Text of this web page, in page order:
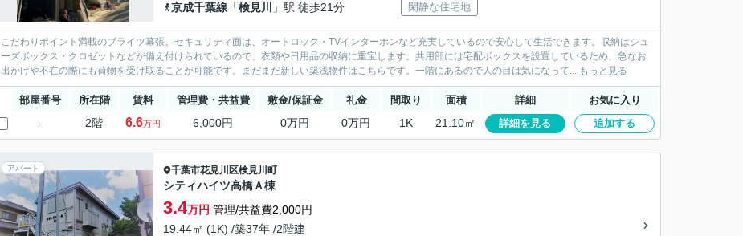
京成千葉線 「検見川 」駅 徒歩21分
閑静な住宅地
こだわりポイント満載のブライツ幕張。セキュリティ面は、オートロック・TVインターホンなど充実しているので安心して生活できます。収納はシュ
ーズボックス・クロゼットなどが備え付けられているので、衣類や日用品の収納に重宝します。共用部には宅配ボックスを設置しているため、急なお
出かけや不在の際にも荷物を受け取ることが可能です。まだまだ新しい築浅物件はこちらです。一階にあるので人の目は気になって... もっと見る
部屋番号 所在階 賃料 管理費・共益費 敷金/保証金 礼金 間取り 面積 詳細 お気に入り
- 2階 6.6万円 6,000円 0万円 0万円 1K 21.10㎡ 詳細を見る 追加する
アパート 千葉市花見川区検見川町
シティハイツ高橋Ａ棟
3.4万円 管理/共益費2,000円
19.44㎡ (1K) /築37年 /2階建